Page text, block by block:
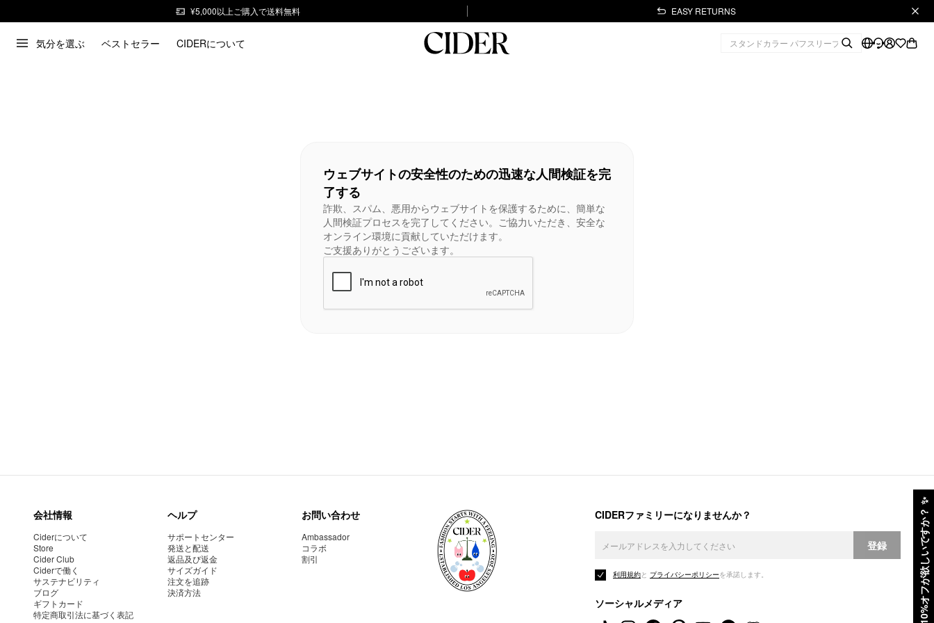
¥5,000以上ご購入で送料無料 EASY RETURNS
気分を選ぶ ベストセラー CIDERについて
10%オフが欲しいですか？
✨
ウェブサイトの安全性のための迅速な人間検証を完
了する
詐欺、スパム、悪用からウェブサイトを保護するために、簡単な
人間検証プロセスを完了してください。ご協力いただき、安全な
オンライン環境に貢献していただけます。
ご支援ありがとうございます。
会社情報
Ciderについて
Store
Cider Club
Ciderで働く
サステナビリティ
ブログ
ギフトカード
特定商取引法に基づく表記
ヘルプ
サポートセンター
発送と配送
返品及び返金
サイズガイド
注文を追跡
決済方法
お問い合わせ
Ambassador
コラボ
割引
CIDERファミリーになりませんか？
登録
利用規約と プライバシーポリシーを承諾します。
ソーシャルメディア